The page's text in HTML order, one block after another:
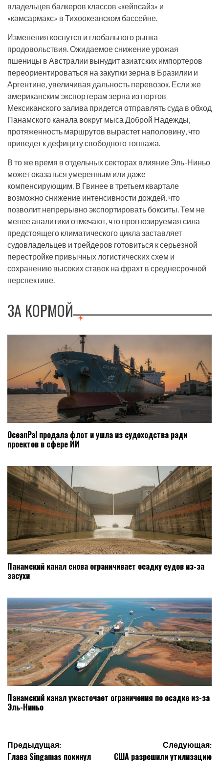
владельцев балкеров классов «кейпсайз» и
«камсармакс» в Тихоокеанском бассейне.
Изменения коснутся и глобального рынка
продовольствия. Ожидаемое снижение урожая
пшеницы в Австралии вынудит азиатских импортеров
переориентироваться на закупки зерна в Бразилии и
Аргентине, увеличивая дальность перевозок. Если же
американским экспортерам зерна из портов
Мексиканского залива придется отправлять суда в обход
Панамского канала вокруг мыса Доброй Надежды,
протяженность маршрутов вырастет наполовину, что
приведет к дефициту свободного тоннажа.
В то же время в отдельных секторах влияние Эль-Ниньо
может оказаться умеренным или даже
компенсирующим. В Гвинее в третьем квартале
возможно снижение интенсивности дождей, что
позволит непрерывно экспортировать бокситы. Тем не
менее аналитики отмечают, что прогнозируемая сила
предстоящего климатического цикла заставляет
судовладельцев и трейдеров готовиться к серьезной
перестройке привычных логистических схем и
сохранению высоких ставок на фрахт в среднесрочной
перспективе.
ЗА КОРМОЙ
OceanPal продала флот и ушла из судоходства ради
проектов в сфере ИИ
Панамский канал снова ограничивает осадку судов из-за
засухи
Панамский канал ужесточает ограничения по осадке из-за
Эль-Ниньо
Навигация
Предыдущая:
Глава Singamas покинул
Следующая:
США разрешили утилизацию